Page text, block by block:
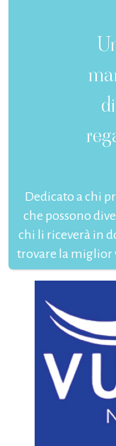
di
Dedicato a chi
che possono
chi li riceverà in
trovare la miglior